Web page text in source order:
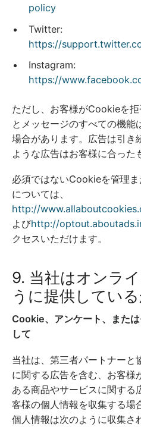
policy
Twitter:
https://
Instagram:
https://
ただし、お客様がCookieを
とメッセージのすべての機能
場合があります。広告は引き
ような広告はお客様に合った
必須ではないCookieを管理
については、
http://
よびhttp://
クセスいただけます。
9. 当社はオンラ
うに提供してい
Cookie、アンケート、また
して
当社は、第三者パートナーと
に関する広告を含む、お客様
ある商品やサービスに関する
客様の個人情報を収集する場
個人情報は次のように収集さ